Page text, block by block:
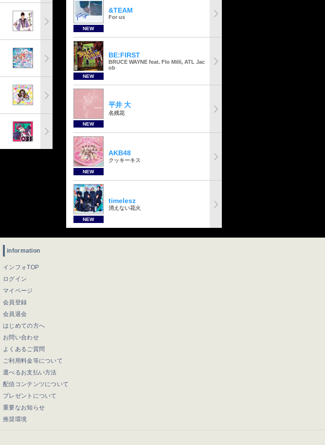
NEW
&TEAM
For us
NEW
BE:FIRST
BRUCE WAYNE feat. Flo Milli, ATL Jac
ob
NEW
平井 大
名残花
NEW
AKB48
クッキーキス
NEW
timelesz
消えない花火
information
インフォTOP
ログイン
マイページ
会員登録
会員退会
はじめての方へ
お問い合わせ
よくあるご質問
ご利用料金等について
選べるお支払い方法
配信コンテンツについて
プレゼントについて
重要なお知らせ
推奨環境